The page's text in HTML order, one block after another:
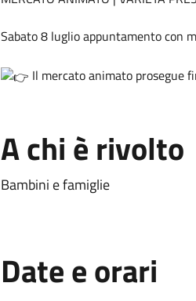
Sabato 8 luglio appuntamento con
Il mercato animato prosegue
A chi è rivolto
Bambini e famiglie
Date e orari